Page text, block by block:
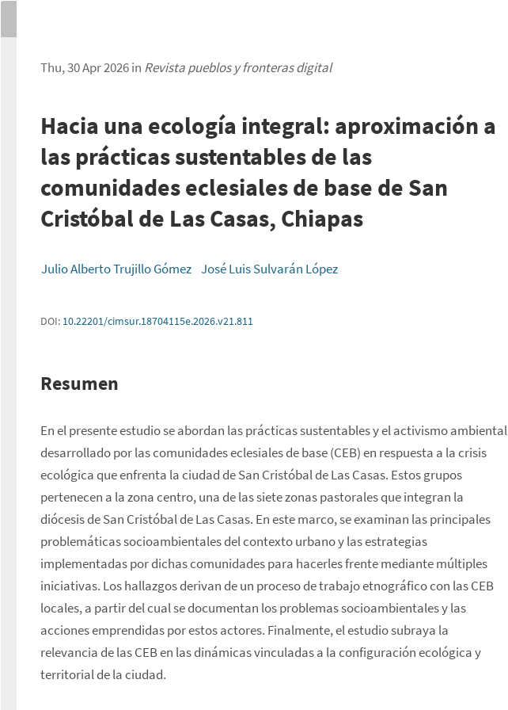
Thu, 30 Apr 2026 in Revista pueblos y fronteras digital
Hacia una ecología integral: aproximación a
las prácticas sustentables de las
comunidades eclesiales de base de San
Cristóbal de Las Casas, Chiapas
Julio Alberto Trujillo Gómez José Luis Sulvarán López
DOI: 10.22201/cimsur.18704115e.2026.v21.811
Resumen
En el presente estudio se abordan las prácticas sustentables y el activismo ambiental
desarrollado por las comunidades eclesiales de base (CEB) en respuesta a la crisis
ecológica que enfrenta la ciudad de San Cristóbal de Las Casas. Estos grupos
pertenecen a la zona centro, una de las siete zonas pastorales que integran la
diócesis de San Cristóbal de Las Casas. En este marco, se examinan las principales
problemáticas socioambientales del contexto urbano y las estrategias
implementadas por dichas comunidades para hacerles frente mediante múltiples
iniciativas. Los hallazgos derivan de un proceso de trabajo etnográfico con las CEB
locales, a partir del cual se documentan los problemas socioambientales y las
acciones emprendidas por estos actores. Finalmente, el estudio subraya la
relevancia de las CEB en las dinámicas vinculadas a la configuración ecológica y
territorial de la ciudad.